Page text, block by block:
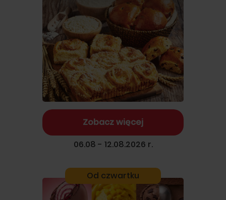
Zobacz więcej
06.08 - 12.08.2026 r.
Od czwartku